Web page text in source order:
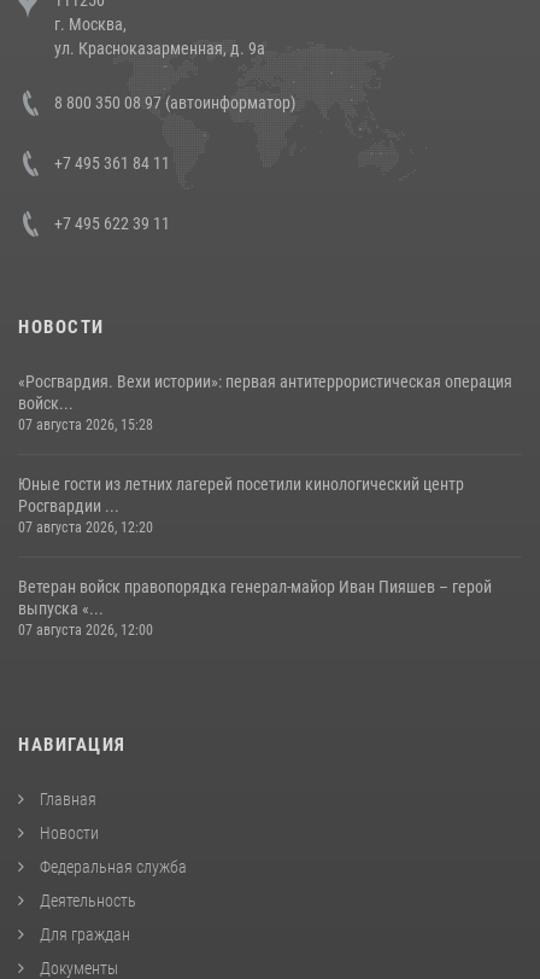
14 июля 2026, 12:20
В Росгвардии прошла военно-научная конференция по обобщению
боевого опыта
г. Москва,
ул. Красноказарменная, д. 9а
8 800 350 08 97 (автоинформатор)
+7 495 361 84 11
+7 495 622 39 11
НОВОСТИ
«Росгвардия. Вехи истории»: первая антитеррористическая операция
войск...
07 августа 2026, 15:28
Юные гости из летних лагерей посетили кинологический центр
Росгвардии ...
07 августа 2026, 12:20
Ветеран войск правопорядка генерал-майор Иван Пияшев – герой
выпуска «...
07 августа 2026, 12:00
НАВИГАЦИЯ
Главная
Новости
Федеральная служба
Деятельность
Для граждан
Документы